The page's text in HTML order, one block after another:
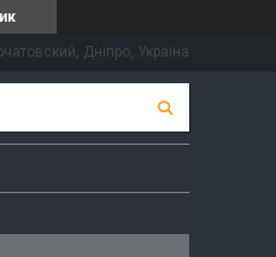
Дніпро, Україна